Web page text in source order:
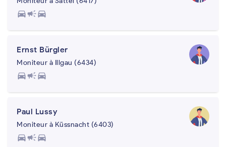
directions_carcampaigndirections_car
Ernst Bürgler
Moniteur à Illgau (6434)
directions_carcampaigndirections_car
Paul Lussy
Moniteur à Küssnacht (6403)
directions_carcampaigndirections_car